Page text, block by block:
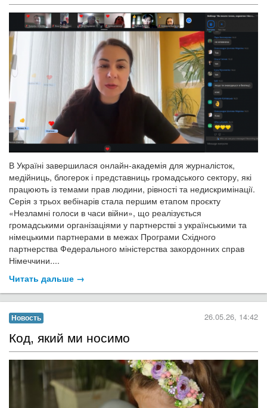
В Україні завершилася онлайн-академія для журналісток,
медійниць, блогерок і представниць громадського сектору, які
працюють із темами прав людини, рівності та недискримінації.
Серія з трьох вебінарів стала першим етапом проєкту
«Незламні голоси в часи війни», що реалізується
громадськими організаціями у партнерстві з українськими та
німецькими партнерами в межах Програми Східного
партнерства Федерального міністерства закордонних справ
Німеччини....
Читать дальше →
Новость 26.05.26, 14:42
​Код, який ми носимо